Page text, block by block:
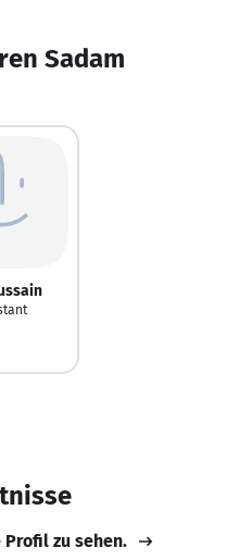
Sadam
Profil zu sehen.